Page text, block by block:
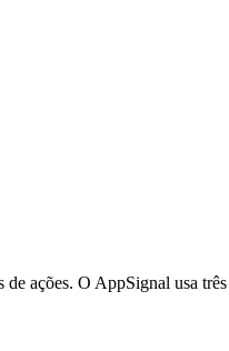
de ações. O AppSignal usa três